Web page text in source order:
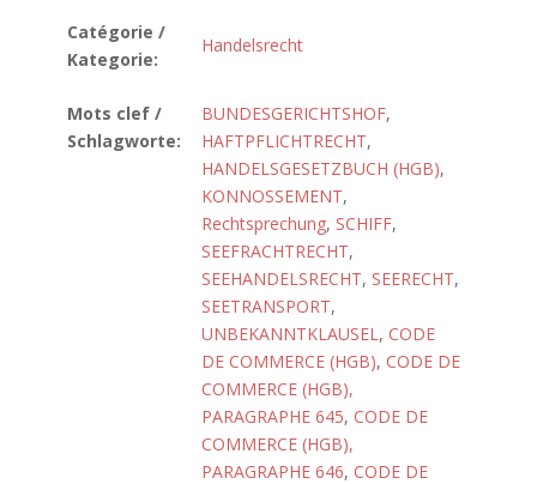
Catégorie /
Kategorie:
Handelsrecht
Mots clef /
Schlagworte:
BUNDESGERICHTSHOF,
HAFTPFLICHTRECHT,
HANDELSGESETZBUCH (HGB),
KONNOSSEMENT,
Rechtsprechung, SCHIFF,
SEEFRACHTRECHT,
SEEHANDELSRECHT, SEERECHT,
SEETRANSPORT,
UNBEKANNTKLAUSEL, CODE
DE COMMERCE (HGB), CODE DE
COMMERCE (HGB),
PARAGRAPHE 645, CODE DE
COMMERCE (HGB),
PARAGRAPHE 646, CODE DE